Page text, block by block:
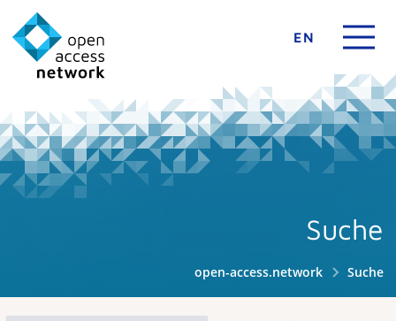
EN
Suche
open-access.network Suche